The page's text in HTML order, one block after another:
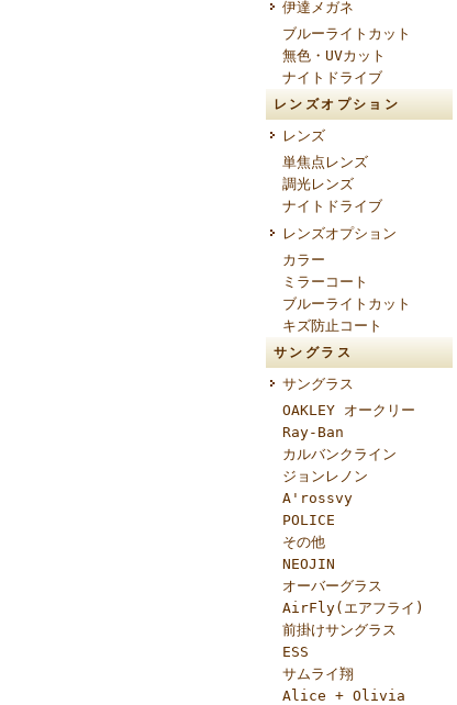
伊達メガネ
ブルーライトカット
無色・UVカット
ナイトドライブ
レンズオプション
レンズ
単焦点レンズ
調光レンズ
ナイトドライブ
レンズオプション
カラー
ミラーコート
ブルーライトカット
キズ防止コート
サングラス
サングラス
OAKLEY オークリー
Ray-Ban
カルバンクライン
ジョンレノン
A'rossvy
POLICE
その他
NEOJIN
オーバーグラス
AirFly(エアフライ)
前掛けサングラス
ESS
サムライ翔
Alice + Olivia